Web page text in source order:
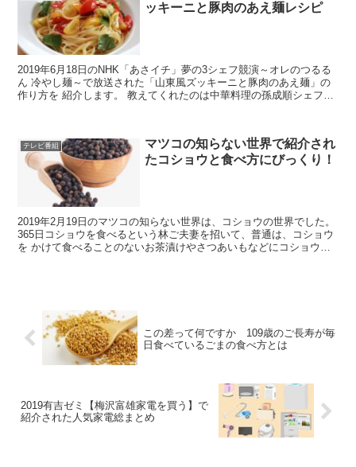
ッキーニと豚肉のあえ麺レシピ
2019年6月18日のNHK「あさイチ」夢の3シェフ競演～オレのつるる
ん 冷やし麺～で放送された「山東風ズッキーニと豚肉のあえ麺」の
作り方を 紹介します。 教えてくれたのは中華料理の孫成順シェフで
テレビ番組
マツコの知らない世界で紹介され
たコショウと食べ方にびっくり！
2019年2月19日のマツコの知らない世界は、コショウの世界でした。
365日コショウを食べるという林ご夫妻を招いて、普通は、コショウ
を かけて食べることのないお茶漬けやさつあいもなどにコショウを
この差って何ですか 109歳のご長寿が毎
日食べているごまの食べ方とは
2019有吉ゼミ【梅沢富雄家電を買う】で
紹介された人気家電総まとめ